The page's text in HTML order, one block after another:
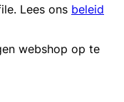
. Lees ons beleid
webshop op te